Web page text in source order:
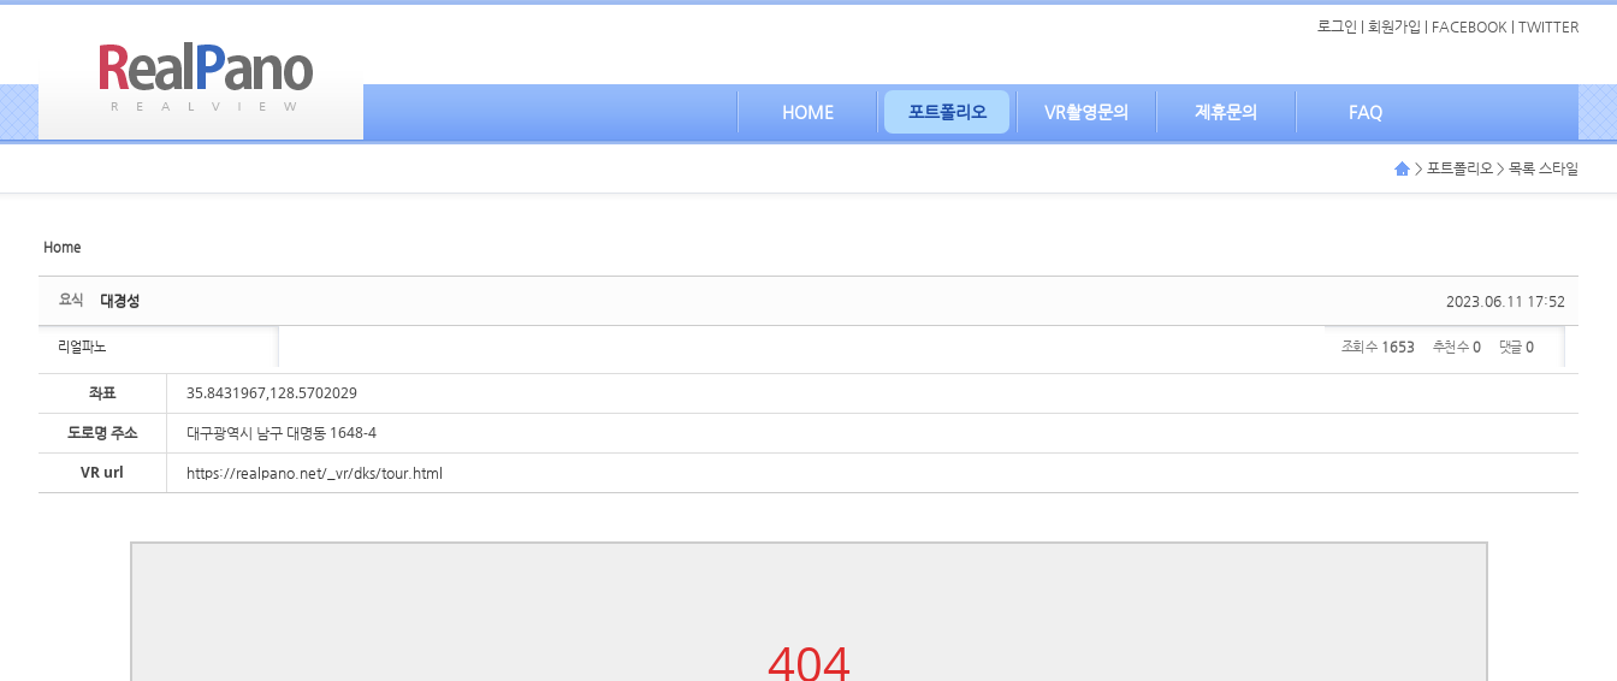
로그인 회원가입 FACEBOOK TWITTER
HOME 포트폴리오 VR촬영문의 제휴문의 FAQ
> 포트폴리오 > 목록 스타일
Home
요식 2023.06.11 17:52
대경성
리얼파노 조회 수 1653 추천 수 0 댓글 0
좌표
35.8431967,128.5702029
도로명 주소
대구광역시 남구 대명동 1648-4
VR url
https://realpano.net/_vr/dks/tour.html
Sketchbook5, 스케치북5
Sketchbook5, 스케치북5
Sketchbook5, 스케치북5
Sketchbook5, 스케치북5